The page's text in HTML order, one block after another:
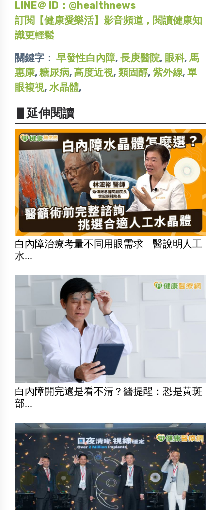
LINE＠ ID：@healthnews
訂閱【健康愛樂活】影音頻道，閱讀健康知
識更輕鬆
關鍵字： 早發性白內障, 長庚醫院, 眼科, 馬
惠康, 糖尿病, 高度近視, 類固醇, 紫外線, 單
眼複視, 水晶體,
▋延伸閱讀
白內障治療考量不同用眼需求 醫說明人工
水...
白內障開完還是看不清？醫提醒：恐是黃斑
部...